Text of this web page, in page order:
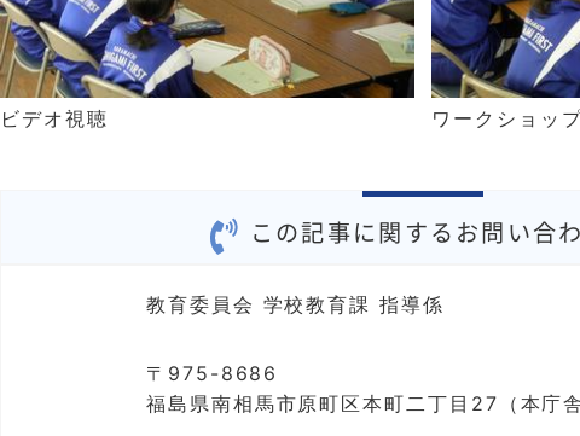
ビデオ視聴 ワークショッ
この記事に関するお問い合
教育委員会 学校教育課 指導係
〒975-8686
福島県南相馬市原町区本町二丁目27（本庁